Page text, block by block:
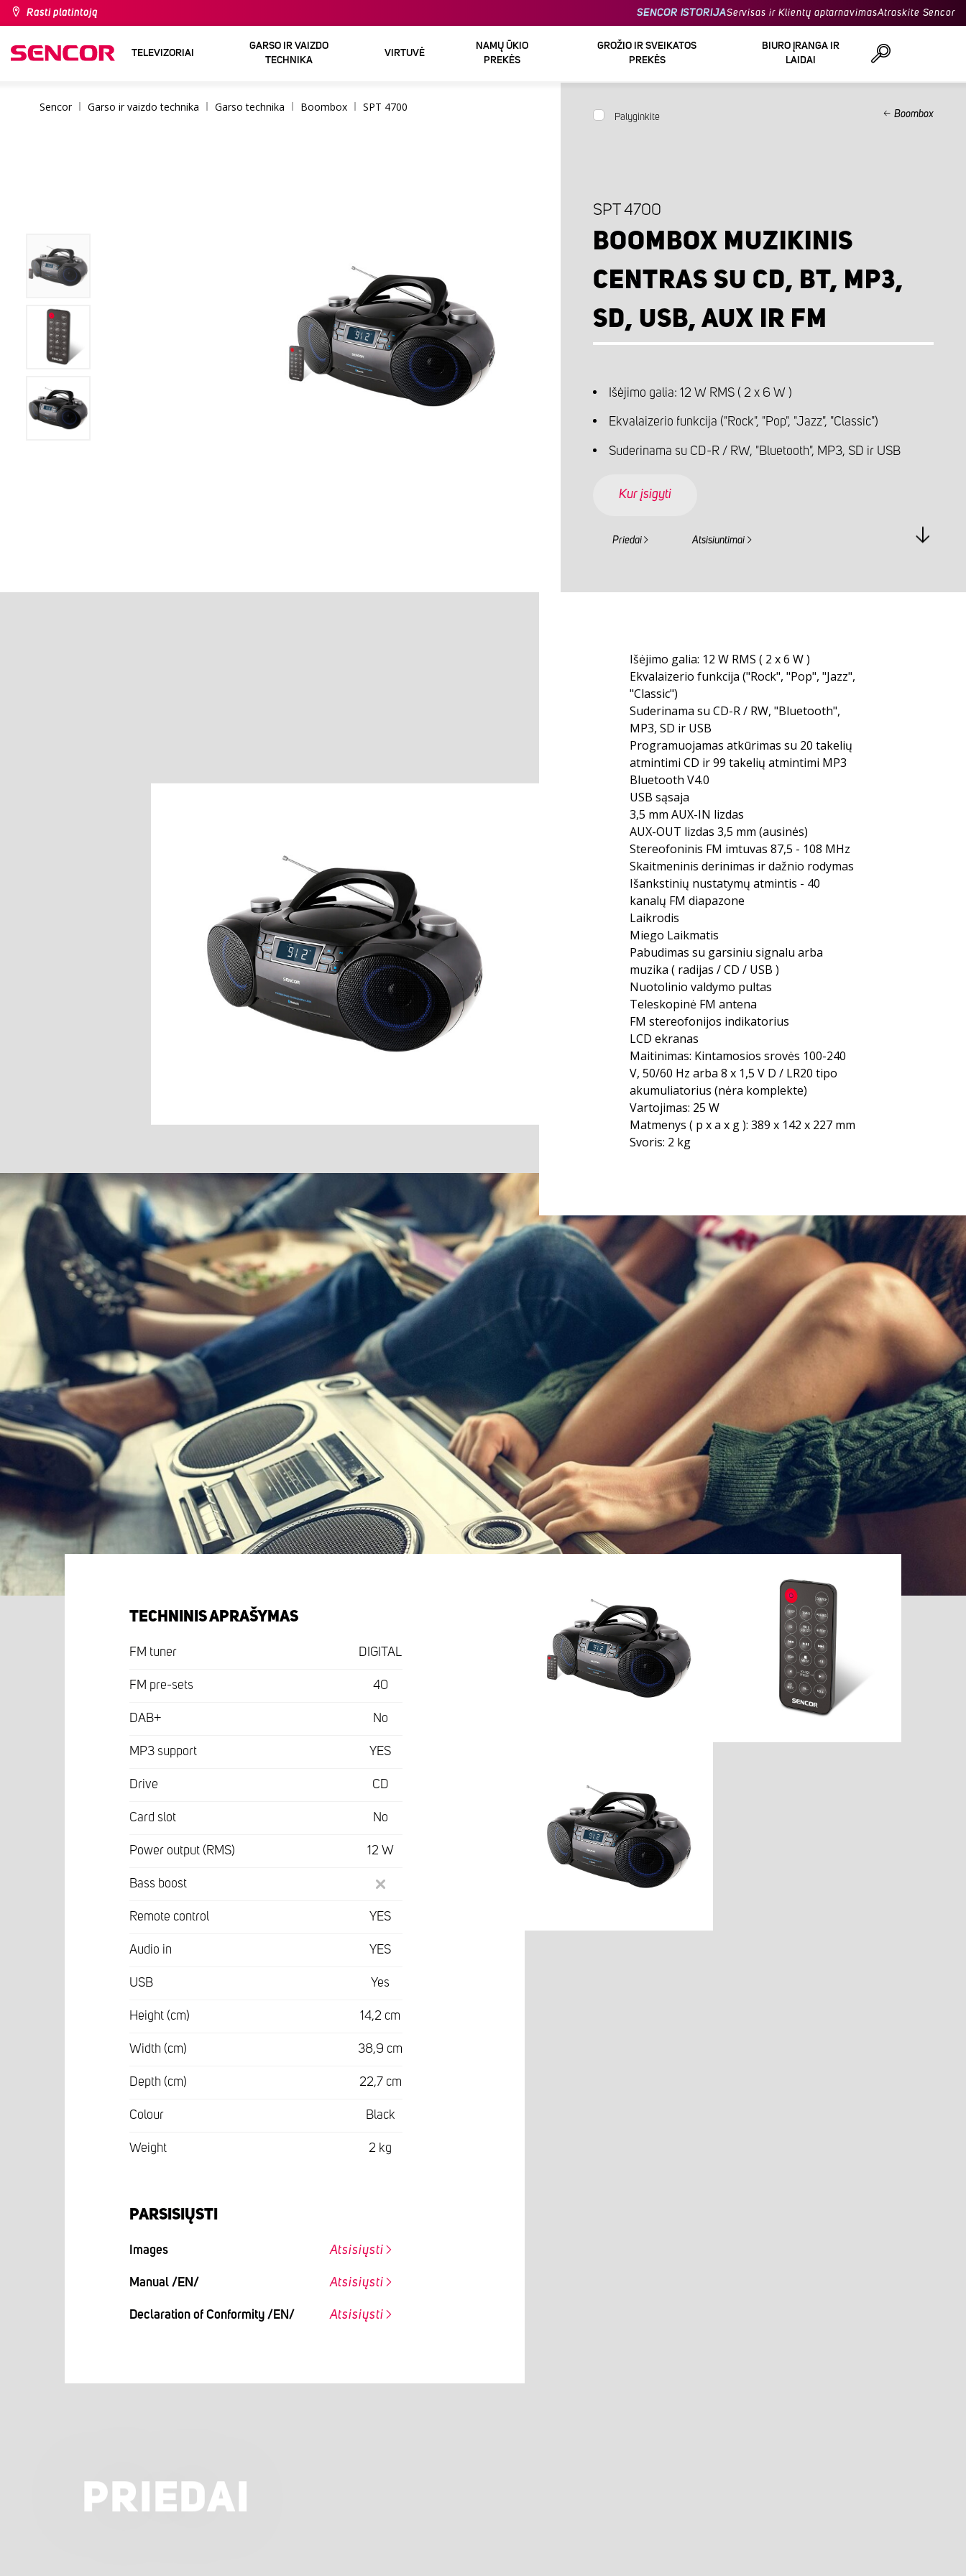
Rasti platintoją SENCOR ISTORIJAServisas ir Klientų aptarnavimasAtraskite Sencor
TELEVIZORIAI
GARSO IR VAIZDO
TECHNIKA
VIRTUVĖ
NAMŲ ŪKIO
PREKĖS
GROŽIO IR SVEIKATOS
PREKĖS
BIURO ĮRANGA IR
LAIDAI
Sencor Garso ir vaizdo technika Garso technika Boombox SPT 4700
Palyginkite Boombox
SPT 4700
BOOMBOX MUZIKINIS
CENTRAS SU CD, BT, MP3,
SD, USB, AUX IR FM
Išėjimo galia: 12 W RMS ( 2 x 6 W )
Ekvalaizerio funkcija ("Rock", "Pop", "Jazz", "Classic")
Suderinama su CD-R / RW, "Bluetooth", MP3, SD ir USB
Kur įsigyti
Priedai Atsisiuntimai
Išėjimo galia: 12 W RMS ( 2 x 6 W )
Ekvalaizerio funkcija ("Rock", "Pop", "Jazz",
"Classic")
Suderinama su CD-R / RW, "Bluetooth",
MP3, SD ir USB
Programuojamas atkūrimas su 20 takelių
atmintimi CD ir 99 takelių atmintimi MP3
Bluetooth V4.0
USB sąsaja
3,5 mm AUX-IN lizdas
AUX-OUT lizdas 3,5 mm (ausinės)
Stereofoninis FM imtuvas 87,5 - 108 MHz
Skaitmeninis derinimas ir dažnio rodymas
Išankstinių nustatymų atmintis - 40
kanalų FM diapazone
Laikrodis
Miego Laikmatis
Pabudimas su garsiniu signalu arba
muzika ( radijas / CD / USB )
Nuotolinio valdymo pultas
Teleskopinė FM antena
FM stereofonijos indikatorius
LCD ekranas
Maitinimas: Kintamosios srovės 100-240
V, 50/60 Hz arba 8 x 1,5 V D / LR20 tipo
akumuliatorius (nėra komplekte)
Vartojimas: 25 W
Matmenys ( p x a x g ): 389 x 142 x 227 mm
Svoris: 2 kg
TECHNINIS APRAŠYMAS
FM tuner DIGITAL
FM pre-sets 40
DAB+ No
MP3 support YES
Drive CD
Card slot No
Power output (RMS) 12 W
Bass boost
Remote control YES
Audio in YES
USB Yes
Height (cm) 14,2 cm
Width (cm) 38,9 cm
Depth (cm) 22,7 cm
Colour Black
Weight 2 kg
PARSISIŲSTI
Images Atsisiųsti
Manual /EN/ Atsisiųsti
Declaration of Conformity /EN/ Atsisiųsti
PRIEDAI